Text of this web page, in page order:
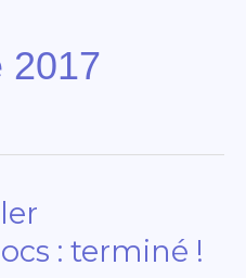
2017
: terminé !